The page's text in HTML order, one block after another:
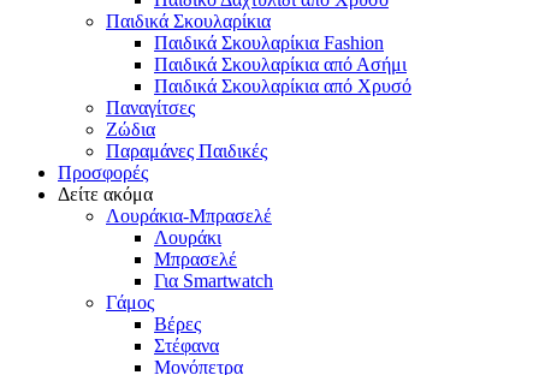
Παιδικά Σκουλαρίκια
Παιδικά Σκουλαρίκια Fashion
Παιδικά Σκουλαρίκια από Ασήμι
Παιδικά Σκουλαρίκια από Χρυσό
Παναγίτσες
Ζώδια
Παραμάνες Παιδικές
Προσφορές
Δείτε ακόμα
Λουράκια-Μπρασελέ
Λουράκι
Μπρασελέ
Για Smartwatch
Γάμος
Βέρες
Στέφανα
Μονόπετρα